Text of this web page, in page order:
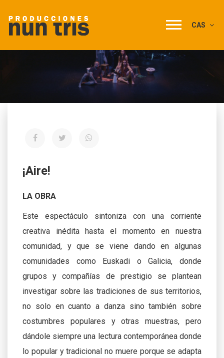
CAS
¡Aire!
LA OBRA
Este espectáculo sintoniza con una corriente
creativa inédita hasta el momento en nuestra
comunidad, y que se viene dando en algunas
comunidades como Euskadi o Galicia, donde
grupos y compañías de prestigio se plantean
investigar sobre las tradiciones de sus territorios,
no solo en cuanto a danza sino también sobre
costumbres populares y otras muestras, pero
dándole siempre una lectura contemporánea donde
lo popular y tradicional no muere porque se adapta